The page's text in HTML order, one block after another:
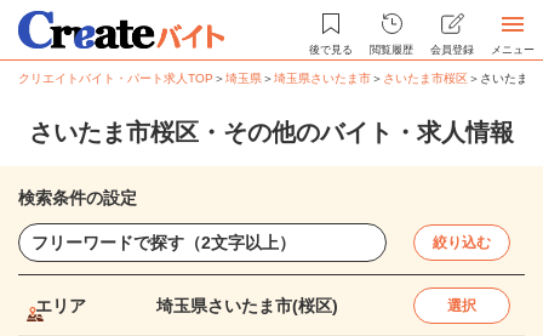
後で見る 閲覧履歴 会員登録 メニュー
クリエイトバイト・パート求人TOP ＞埼玉県＞埼玉県さいたま市＞ さいたま市桜区＞ さいたま
さいたま市桜区・その他のバイト・求人情報
検索条件の設定
絞り込む
エリア 埼玉県さいたま市(桜区) 選択